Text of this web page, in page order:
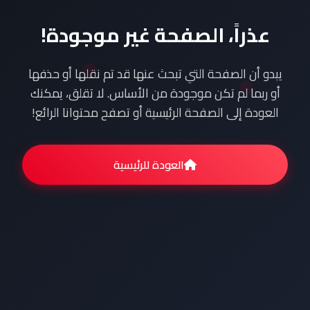
عذراً، الصفحة غير موجودة!
يبدو أن الصفحة التي تبحث عنها قد تم نقلها أو حذفها
أو ربما لم تكن موجودة من الأساس. لا تقلق، يمكنك
العودة إلى الصفحة الرئيسية أو تصفح محتوانا الرائع!
العودة للرئيسية